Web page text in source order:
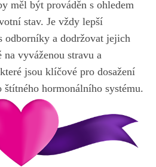
měl být prováděn s ohledem
stav. Je vždy lepší⁣
odborníky a dodržovat jejich
vyváženou stravu a
jsou klíčové pro dosažení
štítného hormonálního systému.